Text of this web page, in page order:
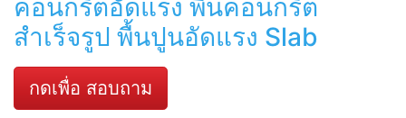
คอนกรีตอัดแรง พื้นคอนกรีต
สำเร็จรูป พื้นปูนอัดแรง Slab
กดเพื่อ สอบถาม